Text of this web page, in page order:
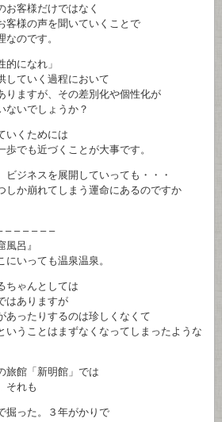
客様だけではなく
様の声を聞いていくことで
のです。
になれ」
ていく過程において
ますが、その差別化や個性化が
いでしょうか？
くためには
でも近づくことが大事です。
ジネスを展開していっても・・・
か崩れてしまう運命にあるのですか
– – – – –
呂』
いっても温泉温泉。
ゃんとしては
ありますが
ったりするのは珍しくなくて
うことはまずなくなってしまったような
館「新明館」では
れも
た。３年がかりで